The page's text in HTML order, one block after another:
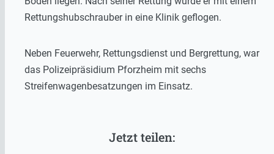
Rettungshubschrauber in eine Klinik geflogen.
Neben Feuerwehr, Rettungsdienst und Bergrettung, war
das Polizeipräsidium Pforzheim mit sechs
Streifenwagenbesatzungen im Einsatz.